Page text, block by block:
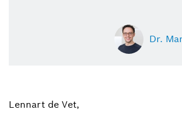
Dr.
Dr. Manuel Roj
Lennart de Vet,